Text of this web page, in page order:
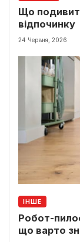
Що
відпочинку
24 Червня, 2026
ІНШЕ
Робот-
що варто